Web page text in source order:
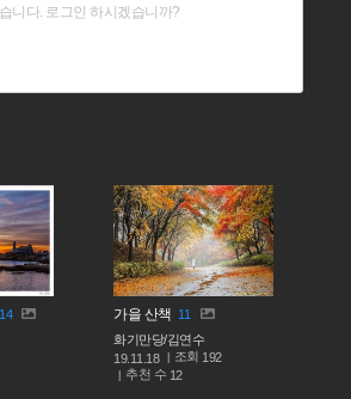
14
가을 산책 11
화기만당/김연수
19.11.18
조회 192
추천 수 12